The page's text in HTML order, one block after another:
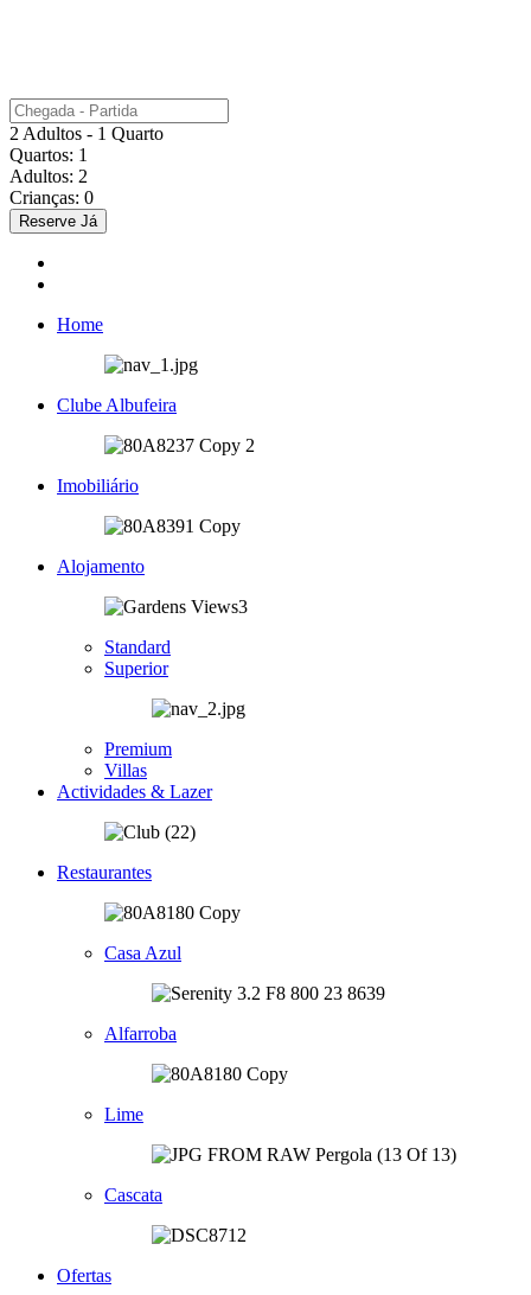
2 Adultos - 1 Quarto
Quartos: 1
Adultos: 2
Crianças: 0
Reserve Já
Home
Clube Albufeira
Imobiliário
Alojamento
Standard
Superior
Premium
Villas
Actividades & Lazer
Restaurantes
Casa Azul
Alfarroba
Lime
Cascata
Ofertas